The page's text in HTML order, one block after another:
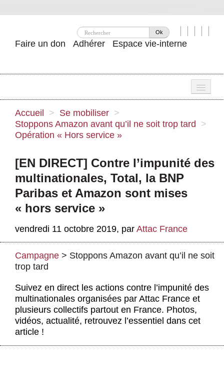
Ok
Faire un don Adhérer Espace vie-interne
Attac ?
Se mobiliser
Publications
Agenda
Actus et médias
Boutique
Accueil > Se mobiliser >
Stoppons Amazon avant qu’il ne soit trop tard
>
Opération « Hors service »
[EN DIRECT] Contre l’impunité des
multinationales, Total, la BNP
Paribas et Amazon sont mises
« hors service »
vendredi 11 octobre 2019, par Attac France
Campagne > Stoppons Amazon avant qu’il ne soit
trop tard
Suivez en direct les actions contre l’impunité des
multinationales organisées par Attac France et
plusieurs collectifs partout en France. Photos,
vidéos, actualité, retrouvez l’essentiel dans cet
article !